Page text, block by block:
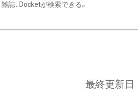
雑誌、Docketが検索できる。
最終更新日